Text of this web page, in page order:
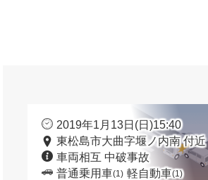
2019年1月13日(日)15:40
東松島市大曲字堰ノ内南 付近
車両相互 中破事故
普通乗用車(1) 軽自動車(1)